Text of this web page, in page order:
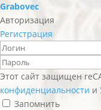
Grabovec
Авторизация
Регистрация
Этот сайт защищен
конфиденциальности и
Запомнить